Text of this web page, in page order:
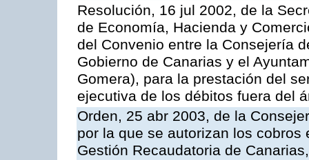
Resolución, 16 jul 2002, de la
de Economía, Hacienda y
del Convenio entre la Consejería
Gobierno de Canarias y el
Gomera), para la prestación del
ejecutiva de los débitos fuera del
Orden, 25 abr 2003, de la
por la que se autorizan los
Gestión Recaudatoria de